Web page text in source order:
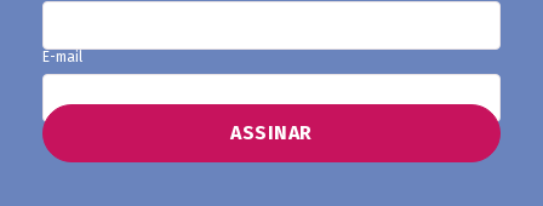
E-mail